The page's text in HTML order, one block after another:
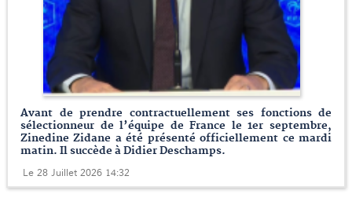
Avant de prendre contractuellement ses fonctions de
sélectionneur de l’équipe de France le 1er septembre,
Zinedine Zidane a été présenté officiellement ce mardi
matin. Il succède à Didier Deschamps.
Le 28 Juillet 2026 14:32